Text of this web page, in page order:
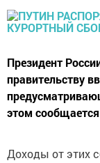
Президент
правительству
этом
Доходы от этих